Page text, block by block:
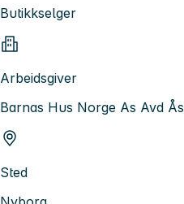
Butikkselger
Arbeidsgiver
Barnas Hus Norge As Avd
Sted